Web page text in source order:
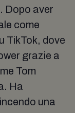
Dopo aver
come
TikTok, dove
grazie a
Tom
Ha
una